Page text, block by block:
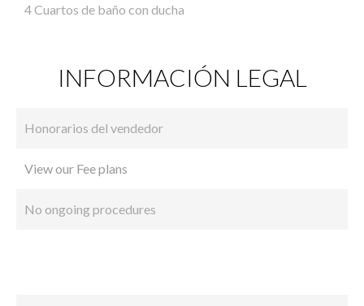
4 Cuartos de baño con ducha
INFORMACIÓN LEGAL
Honorarios del vendedor
View our Fee plans
No ongoing procedures